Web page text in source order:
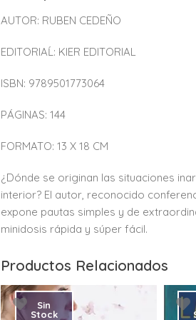
AUTOR: RUBEN CEDEÑO
EDITORIAĹ: KIER EDITORIAL
ISBN: 9789501773064
PÁGINAS: 144
FORMATO: 13 X 18 CM
¿Dónde se originan las situaciones
interior? El autor, reconocido
expone pautas simples y de
minidosis rápida y súper fácil.
Productos Relacionados
Sin
Stock